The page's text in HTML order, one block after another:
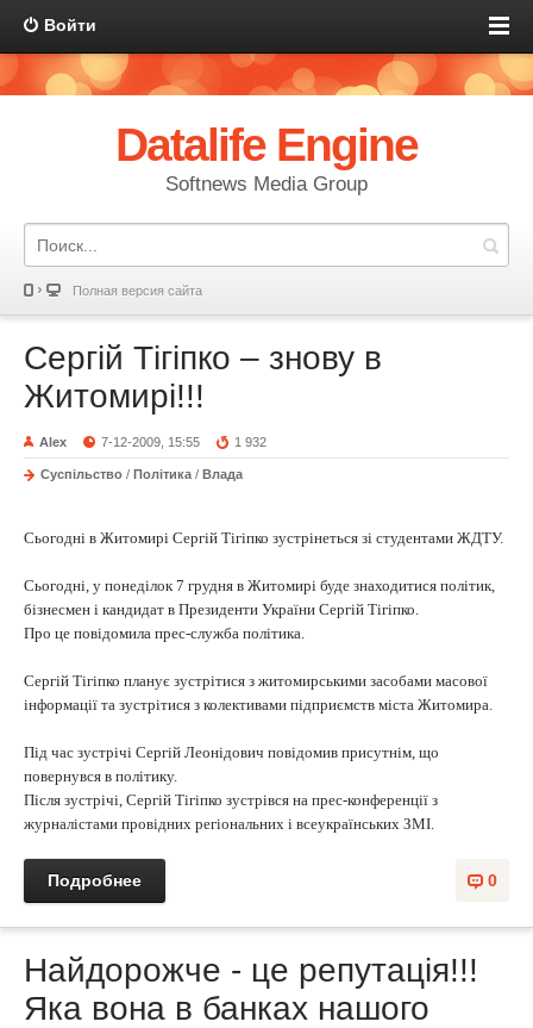
Войти
Datalife Engine
Softnews Media Group
Полная версия сайта
Сергій Тігіпко – знову в
Житомирі!!!
Alex 7-12-2009, 15:55 1 932
Суспільство / Політика / Влада
Сьогодні в Житомирі Сергій Тігіпко зустрінеться зі студентами ЖДТУ.
Сьогодні, у понеділок 7 грудня в Житомирі буде знаходитися політик,
бізнесмен і кандидат в Президенти України Сергій Тігіпко.
Про це повідомила прес-служба політика.
Сергій Тігіпко планує зустрітися з житомирськими засобами масової
інформації та зустрітися з колективами підприємств міста Житомира.
Під час зустрічі Сергій Леонідович повідомив присутнім, що
повернувся в політику.
Після зустрічі, Сергій Тігіпко зустрівся на прес-конференції з
журналістами провідних регіональних і всеукраїнських ЗМІ.
0
Подробнее
Найдорожче - це репутація!!!
Яка вона в банках нашого